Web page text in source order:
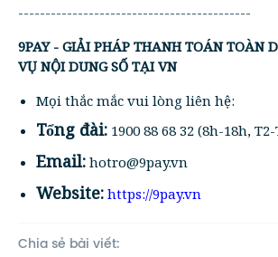
-------------------------------------------
9PAY - GIẢI PHÁP THANH TOÁN TOÀN
VỤ NỘI DUNG SỐ TẠI VN
Mọi thắc mắc vui lòng liên hệ:
Tổng đài: 1900 88 68 32 (8h-18h,
Email: hotro@9pay.vn
Website: https://9pay.vn
Chia sẻ bài viết: